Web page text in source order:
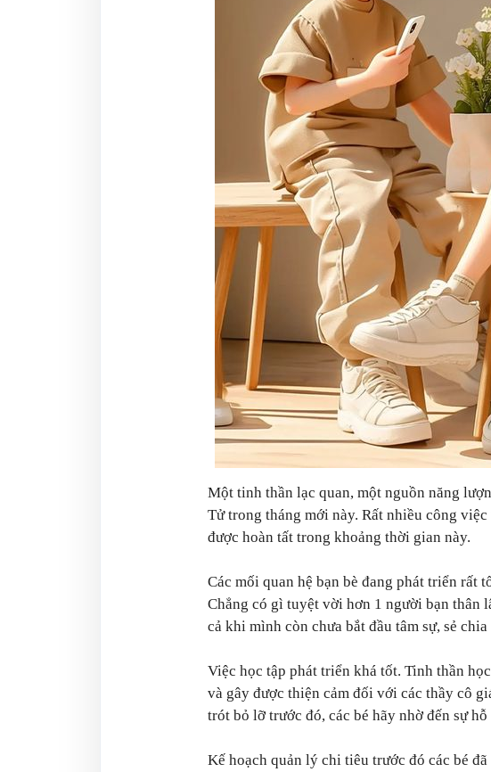
Một tinh thần lạc quan, một nguồn năng
Tử trong tháng mới này. Rất nhiều công
được hoàn tất trong khoảng thời gian này.
Các mối quan hệ bạn bè đang phát triển rất
Chẳng có gì tuyệt vời hơn 1 người bạn thân
cả khi mình còn chưa bắt đầu tâm sự, sẻ
Việc học tập phát triển khá tốt. Tinh thần
và gây được thiện cảm đối với các thầy cô
trót bỏ lỡ trước đó, các bé hãy nhờ đến sự
Kế hoạch quản lý chi tiêu trước đó các bé